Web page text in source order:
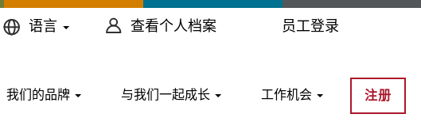
语言 查看个人档案 员工登录
我们的品牌 与我们一起成长 工作机会 注册